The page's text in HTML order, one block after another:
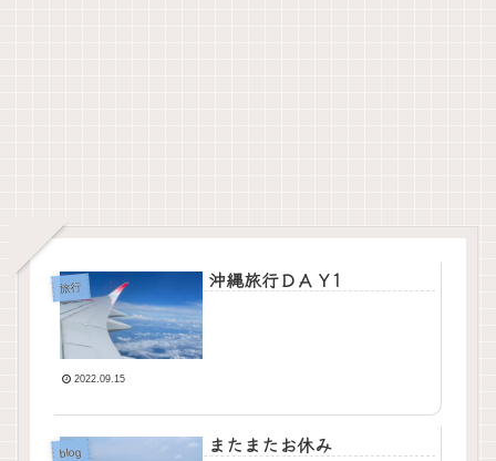
旅行 沖縄旅行ＤＡＹ1
2022.09.15
blog またまたお休み